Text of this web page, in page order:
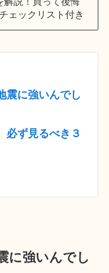
ェックリスト付き
震に強いんでし
必ず見るべき３
に強いんでし